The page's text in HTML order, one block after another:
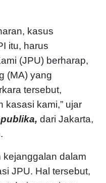
kasus
itu, harus
(JPU) berharap,
(MA) yang
tersebut,
kasasi kami,” ujar
dari Jakarta,
kejanggalan dalam
JPU. Hal tersebut,